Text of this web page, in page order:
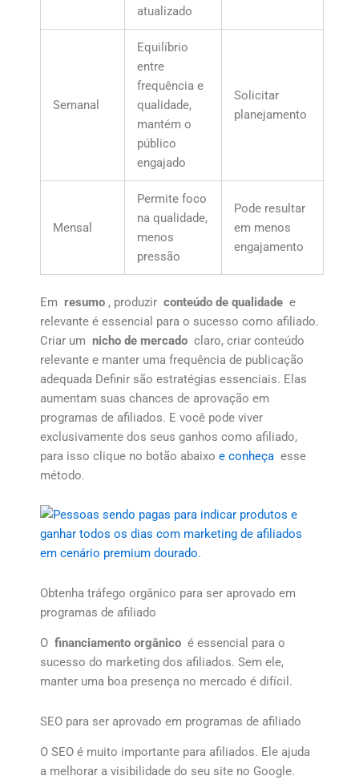
atualizado
Semanal
Equilíbrio
entre
frequência e
qualidade,
mantém o
público
engajado
Solicitar
planejamento
Mensal
Permite foco
na qualidade,
menos
pressão
Pode resultar
em menos
engajamento
Em resumo , produzir conteúdo de qualidade e
relevante é essencial para o sucesso como afiliado.
Criar um nicho de mercado claro, criar conteúdo
relevante e manter uma frequência de publicação
adequada Definir são estratégias essenciais. Elas
aumentam suas chances de aprovação em
programas de afiliados. E você pode viver
exclusivamente dos seus ganhos como afiliado,
para isso clique no botão abaixo e conheça esse
método.
Obtenha tráfego orgânico para ser aprovado em
programas de afiliado
O financiamento orgânico é essencial para o
sucesso do marketing dos afiliados. Sem ele,
manter uma boa presença no mercado é difícil.
SEO para ser aprovado em programas de afiliado
O SEO é muito importante para afiliados. Ele ajuda
a melhorar a visibilidade do seu site no Google.